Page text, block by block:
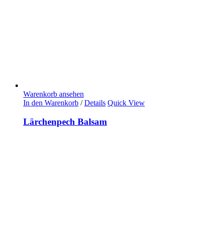
Warenkorb ansehen
In den Warenkorb / Details Quick View
Lärchenpech Balsam